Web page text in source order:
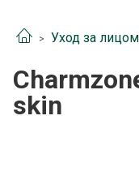
Уход за лицом
skin